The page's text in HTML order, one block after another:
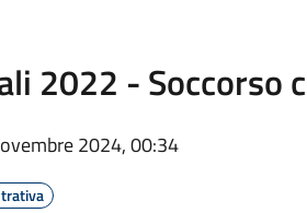
2022 - Soccorso
2024, 00:34